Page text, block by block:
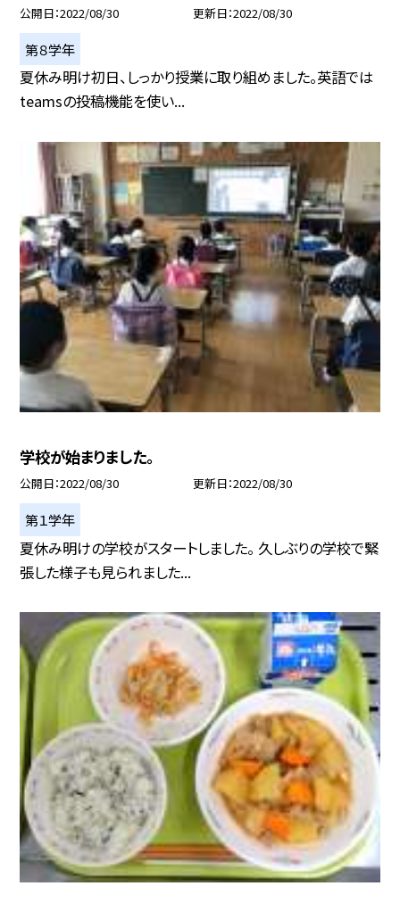
公開日 2022/08/30 更新日 2022/08/30
第８学年
夏休み明け初日、しっかり授業に取り組めました。英語では
teamsの投稿機能を使い...
学校が始まりました。
公開日 2022/08/30 更新日 2022/08/30
第１学年
夏休み明けの学校がスタートしました。 久しぶりの学校で緊
張した様子も見られました...